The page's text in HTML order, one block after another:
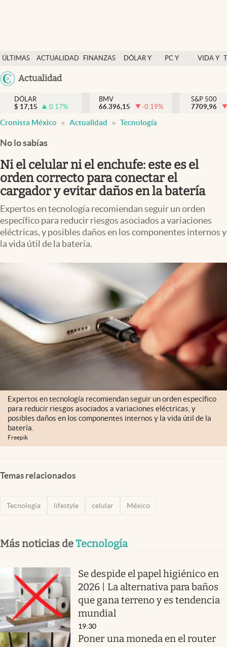
ÚLTIMAS
NOTICIAS
ACTUALIDAD
FINANZAS
DÓLAR Y
PC Y
VIDA Y
México
Actualidad
Actualidad
Finanzas y economía
Dólar y mercados
Pc y celular
Vida y estilo
Tv
Clima
abre en nueva pestaña
DÓLAR
$ 17,15 0.17%
BMV
66.396,15
-0.19%
S&P 500
7709,96
Cronista México Actualidad Tecnología
No lo sabías
Ni el celular ni el enchufe: este es el
orden correcto para conectar el
cargador y evitar daños en la batería
Expertos en tecnología recomiendan seguir un orden
específico para reducir riesgos asociados a variaciones
eléctricas, y posibles daños en los componentes internos y
la vida útil de la batería.
Expertos en tecnología recomiendan seguir un orden específico
para reducir riesgos asociados a variaciones eléctricas, y
posibles daños en los componentes internos y la vida útil de la
batería.
Freepik
Temas relacionados
Tecnología lifestyle celular México
Más noticias deTecnología
Se despide el papel higiénico en
2026 | La alternativa para baños
que gana terreno y es tendencia
mundial
19:30
Poner una moneda en el router